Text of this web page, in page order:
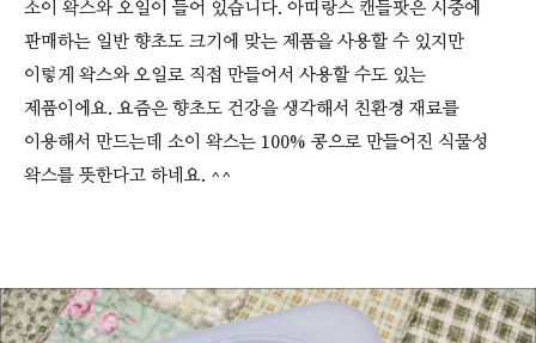
소이 왁스와 오일이 들어 있습니다. 아띠랑스 캔들팟은 시중에
판매하는 일반 향초도 크기에 맞는 제품을 사용할 수 있지만
이렇게 왁스와 오일로 직접 만들어서 사용할 수도 있는
제품이에요. 요즘은 향초도 건강을 생각해서 친환경 재료를
이용해서 만드는데 소이 왁스는 100% 콩으로 만들어진 식물성
왁스를 뜻한다고 하네요. ^^